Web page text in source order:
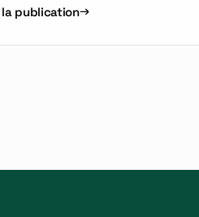
publication